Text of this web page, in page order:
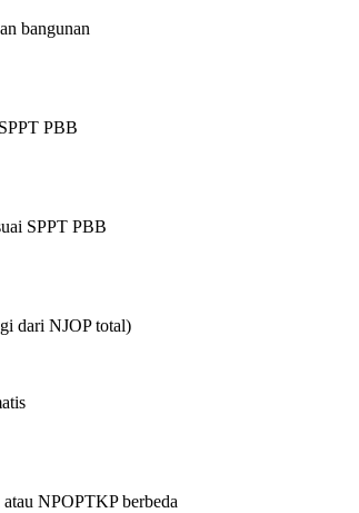
bangunan
PBB
SPPT PBB
dari NJOP total)
NPOPTKP berbeda